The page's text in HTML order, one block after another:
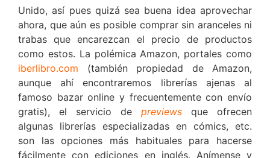
Unido, así pues quizá sea buena idea aprovechar
ahora, que aún es posible comprar sin aranceles ni
trabas que encarezcan el precio de productos
como estos. La polémica Amazon, portales como
iberlibro.com (también propiedad de Amazon,
aunque ahí encontraremos librerías ajenas al
famoso bazar online y frecuentemente con envío
gratis), el servicio de previews que ofrecen
algunas librerías especializadas en cómics, etc.
son las opciones más habituales para hacerse
fácilmente con ediciones en inglés. Anímense y